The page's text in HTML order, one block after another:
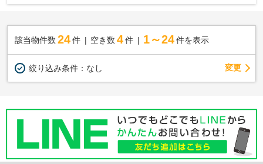
該当物件数 24件 空き数 4 件 1～24 件を表示
絞り込み条件： なし 変更